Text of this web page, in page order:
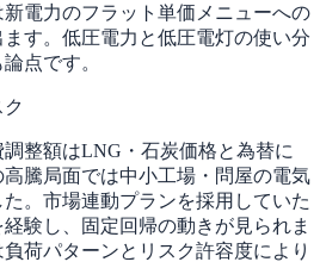
電力のフラット単価メニューへの
す。低圧電力と低圧電灯の使い分
点です。
整額はLNG・石炭価格と為替に
高騰局面では中小工場・問屋の電気
。市場連動プランを採用していた
験し、固定回帰の動きが見られま
荷パターンとリスク許容度により